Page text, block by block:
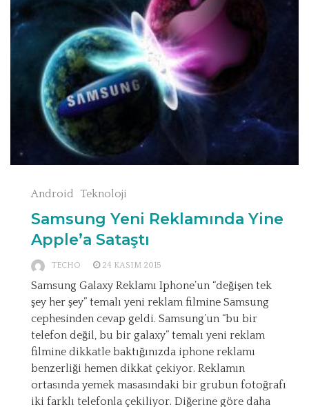
Android Teknoloji
Samsung Yeni Reklamında Yine
Apple’a Sataştı
TECHO 24 KASIM 2015
Samsung Galaxy Reklamı Iphone’un “değişen tek
şey her şey” temalı yeni reklam filmine Samsung
cephesinden cevap geldi. Samsung’un “bu bir
telefon değil, bu bir galaxy” temalı yeni reklam
filmine dikkatle baktığınızda iphone reklamı
benzerliği hemen dikkat çekiyor. Reklamın
ortasında yemek masasındaki bir grubun fotoğrafı
iki farklı telefonla çekiliyor. Diğerine göre daha